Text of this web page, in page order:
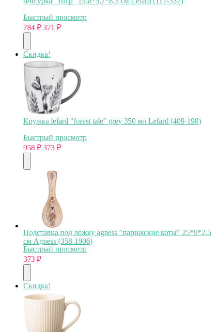
Быстрый просмотр
784 ₽ 371 ₽
Скидка!
Кружка lefard "forest tale" grey 350 мл Lefard (409-198)
Быстрый просмотр
958 ₽ 373 ₽
Подставка под ложку agness "парижские коты" 25*9*2,5
см Agness (358-1906)
Быстрый просмотр
373 ₽
Скидка!